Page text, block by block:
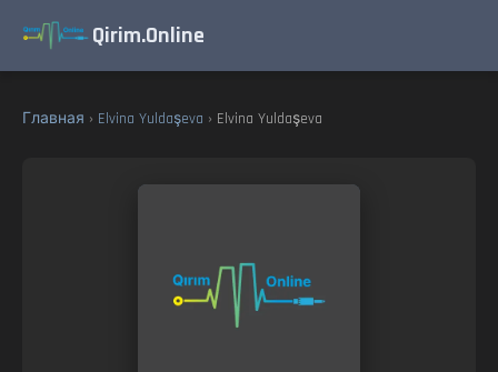
Qirim.Online
Главная › Elvina Yuldaşeva › Elvina Yuldaşeva